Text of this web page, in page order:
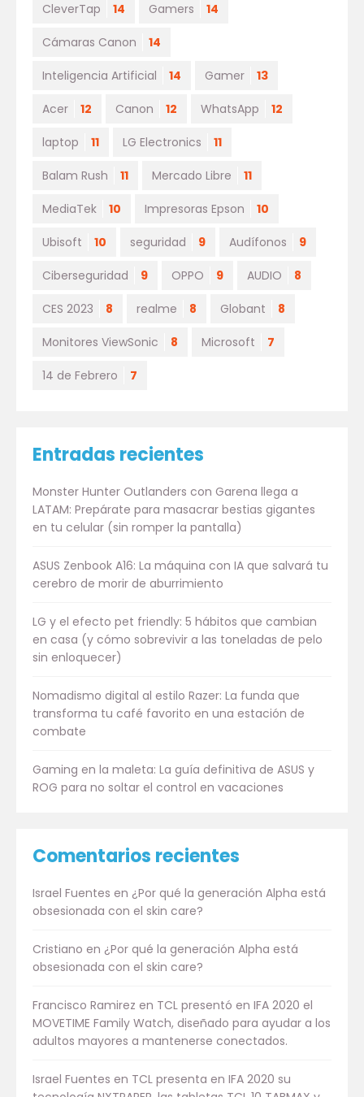
CleverTap 14 Gamers 14
Cámaras Canon 14
Inteligencia Artificial 14 Gamer 13
Acer 12 Canon 12 WhatsApp 12
laptop 11 LG Electronics 11
Balam Rush 11 Mercado Libre 11
MediaTek 10 Impresoras Epson 10
Ubisoft 10 seguridad 9 Audífonos 9
Ciberseguridad 9 OPPO 9 AUDIO 8
CES 2023 8 realme 8 Globant 8
Monitores ViewSonic 8 Microsoft 7
14 de Febrero 7
Entradas recientes
Monster Hunter Outlanders con Garena llega a
LATAM: Prepárate para masacrar bestias gigantes
en tu celular (sin romper la pantalla)
ASUS Zenbook A16: La máquina con IA que salvará tu
cerebro de morir de aburrimiento
LG y el efecto pet friendly: 5 hábitos que cambian
en casa (y cómo sobrevivir a las toneladas de pelo
sin enloquecer)
Nomadismo digital al estilo Razer: La funda que
transforma tu café favorito en una estación de
combate
Gaming en la maleta: La guía definitiva de ASUS y
ROG para no soltar el control en vacaciones
Comentarios recientes
Israel Fuentes en ¿Por qué la generación Alpha está
obsesionada con el skin care?
Cristiano en ¿Por qué la generación Alpha está
obsesionada con el skin care?
Francisco Ramirez en TCL presentó en IFA 2020 el
MOVETIME Family Watch, diseñado para ayudar a los
adultos mayores a mantenerse conectados.
Israel Fuentes en TCL presenta en IFA 2020 su